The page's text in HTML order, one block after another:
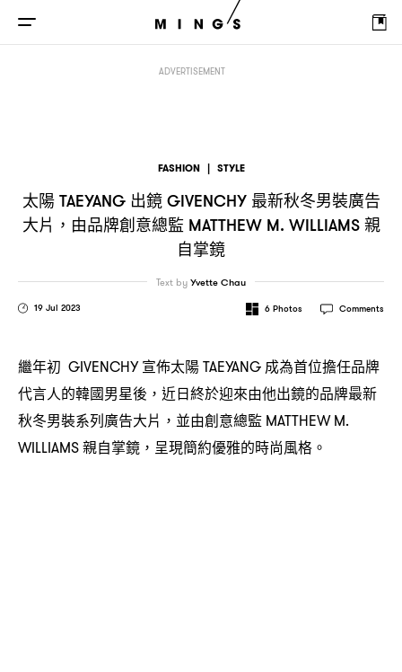
ADVERTISEMENT
FASHION | STYLE
太陽TAEYANG 出鏡GIVENCHY 最新秋冬男裝廣告
大片 ， 由品牌創意總監MATTHEW M. WILLIAMS親
自掌鏡
19 Jul 2023
Text byYvette Chau
6 Photos Comments
繼年初 GIVENCHY宣佈太陽TAEYANG 成為首位擔任品牌
代言人的韓國男星後 ， 近日終於迎來由他出鏡的品牌最新
秋冬男裝系列廣告大片 ， 並由創意總監 MATTHEW M.
WILLIAMS親自掌鏡 ， 呈現簡約優雅的時尚風格。
GIVENCHY 最新秋冬男裝廣告大片